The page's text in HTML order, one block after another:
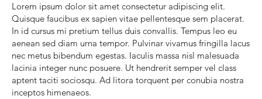
Lorem ipsum dolor sit amet consectetur adipiscing elit.
Quisque faucibus ex sapien vitae pellentesque sem placerat.
In id cursus mi pretium tellus duis convallis. Tempus leo eu
aenean sed diam urna tempor. Pulvinar vivamus fringilla lacus
nec metus bibendum egestas. Iaculis massa nisl malesuada
lacinia integer nunc posuere. Ut hendrerit semper vel class
aptent taciti sociosqu. Ad litora torquent per conubia nostra
inceptos himenaeos.